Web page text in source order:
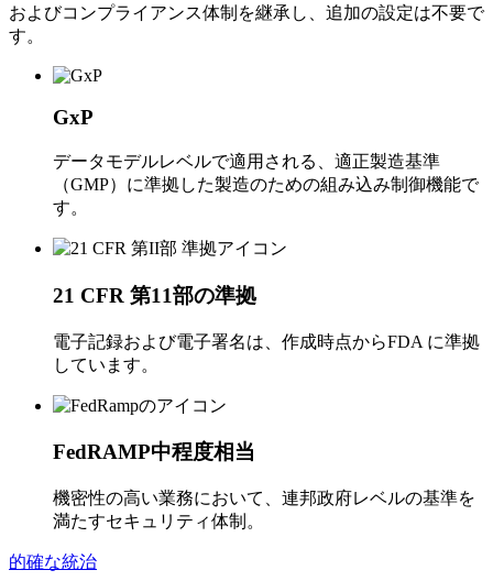
およびコンプライアンス体制を継承し、追加の設定は不要で
す。
GxP
データモデルレベルで適用される、適正製造基準
（GMP）に準拠した製造のための組み込み制御機能で
す。
21 CFR 第11部の準拠
電子記録および電子署名は、作成時点からFDA に準拠
しています。
FedRAMP中程度相当
機密性の高い業務において、連邦政府レベルの基準を
満たすセキュリティ体制。
的確な統治